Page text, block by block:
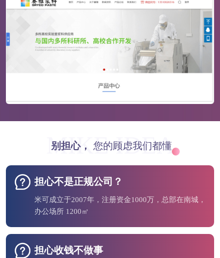
MIKE IDEA
别担心， 您的顾虑我们都懂
担心不是正规公司？
米可成立于2007年，注册资金1000万，总部在南城，
办公场所 1200㎡
担心收钱不做事